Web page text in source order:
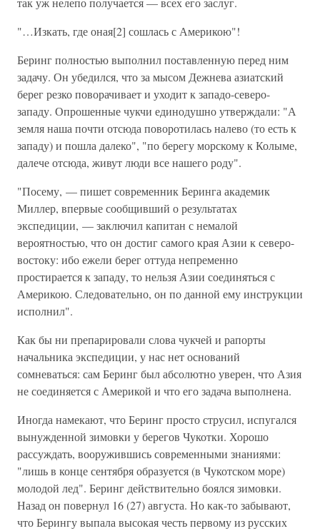
"…Изкать, где оная[2] сошлась с Америкою"!
Беринг полностью выполнил поставленную перед ним
задачу. Он убедился, что за мысом Дежнева азиатский
берег резко поворачивает и уходит к западо-северо-
западу. Опрошенные чукчи единодушно утверждали: "А
земля наша почти отсюда поворотилась налево (то есть к
западу) и пошла далеко", "по берегу морскому к Колыме,
далече отсюда, живут люди все нашего роду".
"Посему, — пишет современник Беринга академик
Миллер, впервые сообщивший о результатах
экспедиции, — заключил капитан с немалой
вероятностью, что он достиг самого края Азии к северо-
востоку: ибо ежели берег оттуда непременно
простирается к западу, то нельзя Азии соединяться с
Америкою. Следовательно, он по данной ему инструкции
исполнил".
Как бы ни препарировали слова чукчей и рапорты
начальника экспедиции, у нас нет оснований
сомневаться: сам Беринг был абсолютно уверен, что Азия
не соединяется с Америкой и что его задача выполнена.
Иногда намекают, что Беринг просто струсил, испугался
вынужденной зимовки у берегов Чукотки. Хорошо
рассуждать, вооружившись современными знаниями:
"лишь в конце сентября образуется (в Чукотском море)
молодой лед". Беринг действительно боялся зимовки.
Назад он повернул 16 (27) августа. Но как-то забывают,
что Берингу выпала высокая честь первому из русских